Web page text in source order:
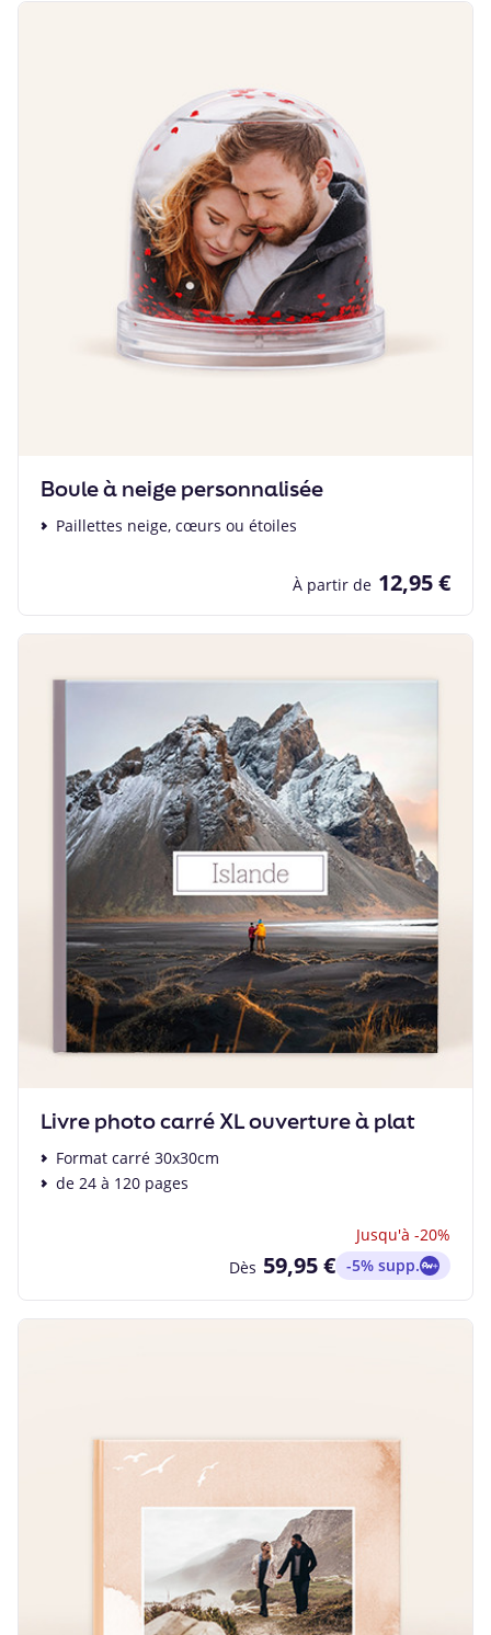
Boule à neige personnalisée
Paillettes neige, cœurs ou étoiles
À partir de 12,95 €
Livre photo carré XL ouverture à plat
Format carré 30x30cm
de 24 à 120 pages
Jusqu'à -20%
Dès 59,95 € -5% supp.